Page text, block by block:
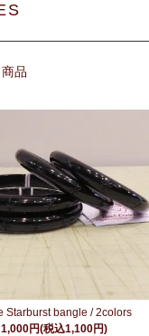
商品
Starburst bangle / 2colors
1,000円(税込1,100円)